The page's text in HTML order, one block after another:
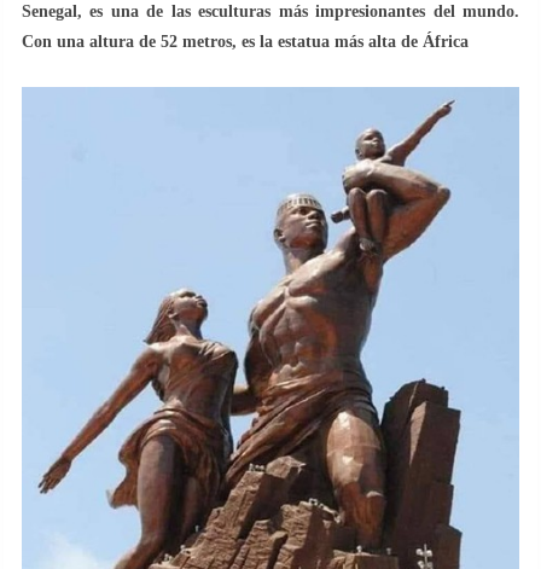
Senegal, es una de las esculturas más impresionantes del mundo.
Con una altura de 52 metros, es la estatua más alta de África